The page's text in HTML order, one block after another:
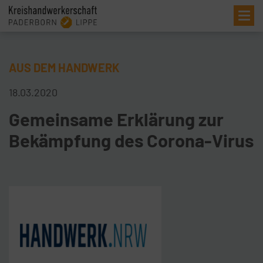
AUS DEM HANDWERK
18.03.2020
Gemeinsame Erklärung zur
Bekämpfung des Corona-Virus